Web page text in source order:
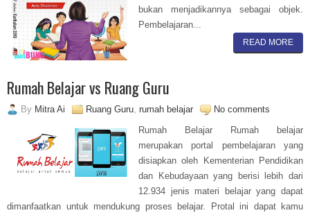
bukan menjadikannya sebagai objek.
Pembelajaran...
READ MORE
Rumah Belajar vs Ruang Guru
By Mitra Ai Ruang Guru rumah belajar
No comments
Rumah Belajar Rumah belajar
merupakan portal pembelajaran yang
disiapkan oleh Kementerian Pendidikan
dan Kebudayaan yang berisi lebih dari
12.934 jenis materi belajar yang dapat
dimanfaatkan untuk mendukung proses belajar. Protal ini dapat kamu